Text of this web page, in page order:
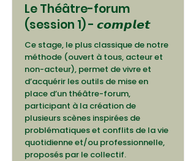
Le Théâtre-forum
(session 1) - 𝙘𝙤𝙢𝙥𝙡𝙚𝙩
Ce stage, le plus classique de notre
méthode (ouvert à tous, acteur et
non-acteur), permet de vivre et
d’acquérir les outils de mise en
place d’un théâtre-forum,
participant à la création de
plusieurs scènes inspirées de
problématiques et conflits de la vie
quotidienne et/ou professionnelle,
proposés par le collectif.